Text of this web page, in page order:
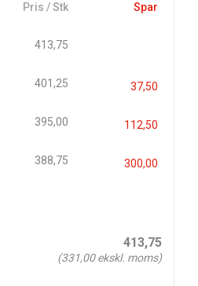
Pris / Stk Spar
413,75
401,25 37,50
395,00 112,50
388,75 300,00
413,75
(331,00ekskl. moms)